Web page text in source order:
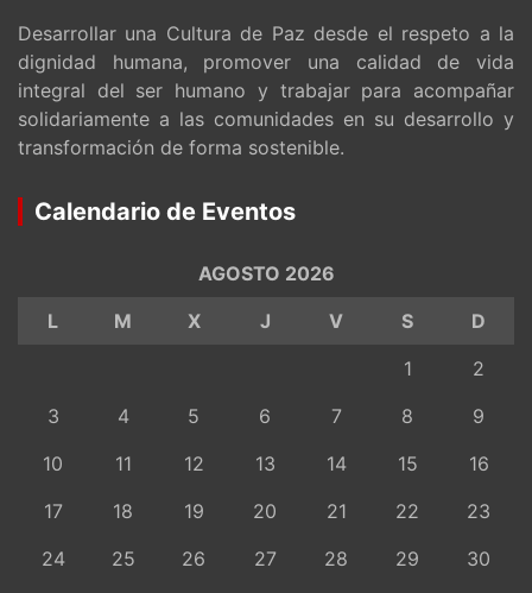
Desarrollar una Cultura de Paz desde el respeto a la
dignidad humana, promover una calidad de vida
integral del ser humano y trabajar para acompañar
solidariamente a las comunidades en su desarrollo y
transformación de forma sostenible.
Calendario de Eventos
AGOSTO 2026
L
M X J V S
D
1
2
3
4 5 6 7 8
9
10
11 12 13 14 15
16
17
18 19 20 21 22
23
24
25 26 27 28 29
30